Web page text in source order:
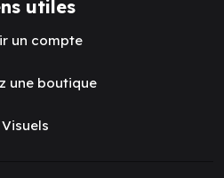
utiles
un compte
une boutique
Visuels